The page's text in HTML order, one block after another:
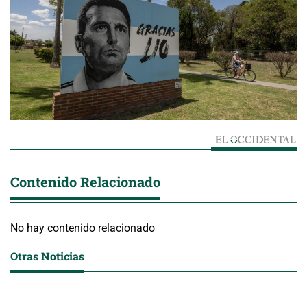
Contenido Relacionado
No hay contenido relacionado
Otras Noticias